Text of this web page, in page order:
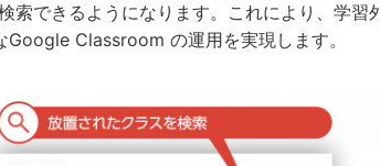
索できるようになります。これにより、学
Google Classroom の運用を実現します。